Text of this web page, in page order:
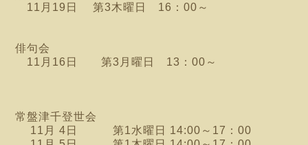
11月19日 第3木曜日 16：00～
俳句会
11月16日 第3月曜日 13：00～
常盤津千登世会
11月 4日 第1水曜日 14:00～17：00